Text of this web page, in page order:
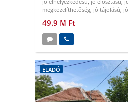
jó elhelyezkedésű, jó elosztású,
megközelíthetőség, jó tájolású,
49.9 M Ft
ELADÓ